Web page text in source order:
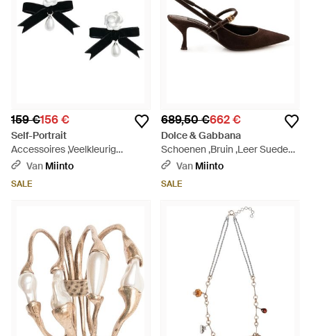
159 €156 €
Self-Portrait
Accessoires ,Veelkleurig
,Oorstekers Met Micro Strik En
Van Miinto
SALE
689,50 €662 €
Dolce & Gabbana
Schoenen ,Bruin ,Leer Suede
En Nappa Leder Slingback -
Van Miinto
SALE